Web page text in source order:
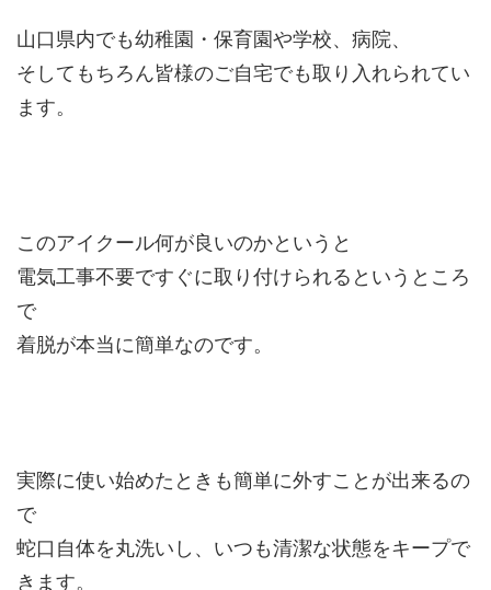
山口県内でも幼稚園・保育園や学校、病院、
そしてもちろん皆様のご自宅でも取り入れられてい
ます。
このアイクール何が良いのかというと
電気工事不要ですぐに取り付けられるというところ
で
着脱が本当に簡単なのです。
実際に使い始めたときも簡単に外すことが出来るの
で
蛇口自体を丸洗いし、いつも清潔な状態をキープで
きます。